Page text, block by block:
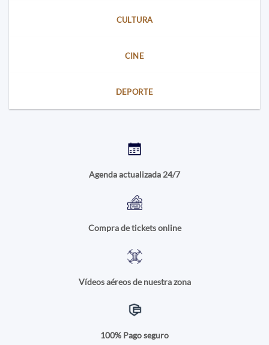
CULTURA
CINE
DEPORTE
Agenda actualizada 24/7
Compra de tickets online
Vídeos aéreos de nuestra zona
100% Pago seguro